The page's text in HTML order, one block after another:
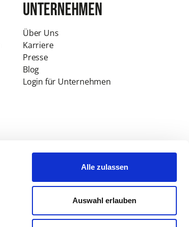
Alle zulassen
Auswahl erlauben
Unternehmen
Über Uns
Karriere
Presse
Blog
Login für Unternehmen